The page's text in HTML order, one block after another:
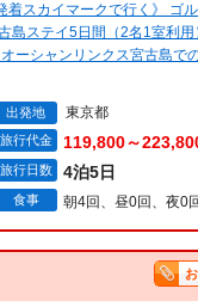
スカイマークで行く》 ゴ
島ステイ5日間（2名1室利
ーシャンリンクス宮古島で
出発地 東京都
旅行代金 119,800～
旅行日数 4泊5日
食事 朝4回、昼0回、夜0